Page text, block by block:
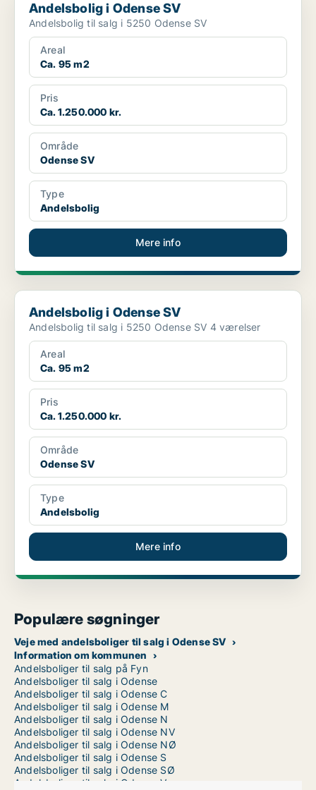
Andelsbolig i Odense SV
Andelsbolig til salg i 5250 Odense SV
Areal
Ca. 95 m2
Pris
Ca. 1.250.000 kr.
Område
Odense SV
Type
Andelsbolig
Mere info
Andelsbolig i Odense SV
Andelsbolig i Odense SV
Andelsbolig til salg i 5250 Odense SV 4 værelser
Areal
Ca. 95 m2
Pris
Ca. 1.250.000 kr.
Område
Odense SV
Type
Andelsbolig
Mere info
Populære søgninger
Veje med andelsboliger til salg i Odense SV
Information om kommunen
Andelsboliger til salg på Fyn
Andelsboliger til salg i Odense
Andelsboliger til salg i Odense C
Andelsboliger til salg i Odense M
Andelsboliger til salg i Odense N
Andelsboliger til salg i Odense NV
Andelsboliger til salg i Odense NØ
Andelsboliger til salg i Odense S
Andelsboliger til salg i Odense SØ
Andelsboliger til salg i Odense V